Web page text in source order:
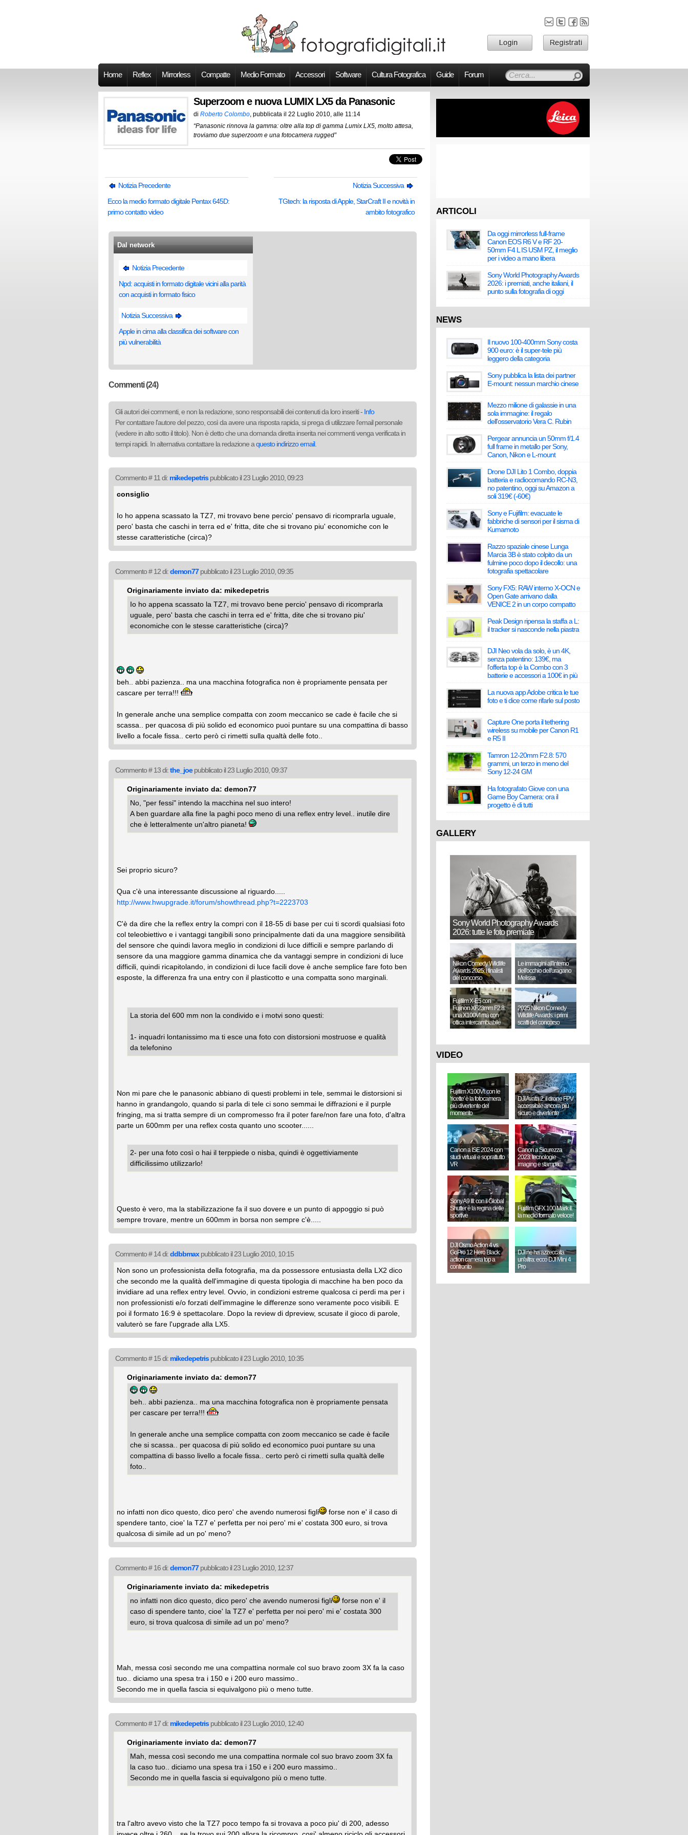
Home Reflex Mirrorless Compatte Medio Formato Accessori Software Cultura Fotografica Guide Forum
Superzoom e nuova LUMIX LX5 da Panasonic
di Roberto Colombo, pubblicata il 22 Luglio 2010, alle 11:14
“Panasonic rinnova la gamma: oltre alla top di gamma Lumix LX5, molto attesa,
troviamo due superzoom e una fotocamera rugged”
Notizia Precedente
Ecco la medio formato digitale Pentax 645D:
primo contatto video
Notizia Successiva
TGtech: la risposta di Apple, StarCraft II e novità in
ambito fotografico
Dal network
Notizia Precedente
Npd: acquisti in formato digitale vicini alla parità
con acquisti in formato fisico
Notizia Successiva
Apple in cima alla classifica dei software con
più vulnerabilità
Commenti (24)
Gli autori dei commenti, e non la redazione, sono responsabili dei contenuti da loro inseriti - Info
Per contattare l'autore del pezzo, così da avere una risposta rapida, si prega di utilizzare l'email personale
(vedere in alto sotto il titolo). Non è detto che una domanda diretta inserita nei commenti venga verificata in
tempi rapidi. In alternativa contattare la redazione aquesto indirizzo email.
Commento # 11 di: mikedepetrispubblicato il 23 Luglio 2010, 09:23
consiglio
Io ho appena scassato la TZ7, mi trovavo bene percio' pensavo di ricomprarla uguale,
pero' basta che caschi in terra ed e' fritta, dite che si trovano piu' economiche con le
stesse caratteristiche (circa)?
Commento # 12 di:demon77pubblicato il 23 Luglio 2010, 09:35
Originariamente inviato da: mikedepetris
Io ho appena scassato la TZ7, mi trovavo bene percio' pensavo di ricomprarla
uguale, pero' basta che caschi in terra ed e' fritta, dite che si trovano piu'
economiche con le stesse caratteristiche (circa)?
beh.. abbi pazienza.. ma una macchina fotografica non è propriamente pensata per
cascare per terra!!!
In generale anche una semplice compatta con zoom meccanico se cade è facile che si
scassa.. per quacosa di più solido ed economico puoi puntare su una compattina di basso
livello a focale fissa.. certo però ci rimetti sulla qualtà delle foto..
Commento # 13 di:the_joepubblicato il 23 Luglio 2010, 09:37
Originariamente inviato da: demon77
No, "per fessi" intendo la macchina nel suo intero!
A ben guardare alla fine la paghi poco meno di una reflex entry level.. inutile dire
che è letteralmente un'altro pianeta!
Sei proprio sicuro?
Qua c'è una interessante discussione al riguardo.....
http://www.hwupgrade.it/forum/showthread.php?t=2223703
C'è da dire che la reflex entry la compri con il 18-55 di base per cui ti scordi qualsiasi foto
col teleobiettivo e i vantaggi tangibili sono principalmente dati da una maggiore sensibilità
del sensore che quindi lavora meglio in condizioni di luce difficili e sempre parlando di
sensore da una maggiore gamma dinamica che da vantaggi sempre in condizioni di luce
difficili, quindi ricapitolando, in condizioni di luce facili dove è anche semplice fare foto ben
esposte, la differenza fra una entry con il plasticotto e una compatta sono marginali.
La storia del 600 mm non la condivido e i motvi sono questi:
1- inquadri lontanissimo ma ti esce una foto con distorsioni mostruose e qualità
da telefonino
Non mi pare che le panasonic abbiano di questi problemi in tele, semmai le distorsioni si
hanno in grandangolo, quando si parla di tele ci sono semmai le diffrazioni e il purple
fringing, ma si tratta sempre di un compromesso fra il poter fare/non fare una foto, d'altra
parte un 600mm per una reflex costa quanto uno scooter......
2- per una foto così o hai il terppiede o nisba, quindi è oggettiviamente
difficilissimo utilizzarlo!
Questo è vero, ma la stabilizzazione fa il suo dovere e un punto di appoggio si può
sempre trovare, mentre un 600mm in borsa non sempre c'è.....
Commento # 14 di:ddbbmaxpubblicato il 23 Luglio 2010, 10:15
Non sono un professionista della fotografia, ma da possessore entusiasta della LX2 dico
che secondo me la qualità dell'immagine di questa tipologia di macchine ha ben poco da
invidiare ad una reflex entry level. Ovvio, in condizioni estreme qualcosa ci perdi ma per i
non professionisti e/o forzati dell'immagine le differenze sono veramente poco visibili. E
poi il formato 16:9 è spettacolare. Dopo la review di dpreview, scusate il gioco di parole,
valuterò se fare l'upgrade alla LX5.
Commento # 15 di: mikedepetrispubblicato il 23 Luglio 2010, 10:35
Originariamente inviato da: demon77
beh.. abbi pazienza.. ma una macchina fotografica non è propriamente pensata
per cascare per terra!!!
In generale anche una semplice compatta con zoom meccanico se cade è facile
che si scassa.. per quacosa di più solido ed economico puoi puntare su una
compattina di basso livello a focale fissa.. certo però ci rimetti sulla qualtà delle
foto..
no infatti non dico questo, dico pero' che avendo numerosi figli
forse non e' il caso di
spendere tanto, cioe' la TZ7 e' perfetta per noi pero' mi e' costata 300 euro, si trova
qualcosa di simile ad un po' meno?
Commento # 16 di:demon77pubblicato il 23 Luglio 2010, 12:37
Originariamente inviato da: mikedepetris
no infatti non dico questo, dico pero' che avendo numerosi figli
forse non e' il
caso di spendere tanto, cioe' la TZ7 e' perfetta per noi pero' mi e' costata 300
euro, si trova qualcosa di simile ad un po' meno?
Mah, messa così secondo me una compattina normale col suo bravo zoom 3X fa la caso
tuo.. diciamo una spesa tra i 150 e i 200 euro massimo..
Secondo me in quella fascia si equivalgono più o meno tutte.
Commento # 17 di: mikedepetrispubblicato il 23 Luglio 2010, 12:40
Originariamente inviato da: demon77
Mah, messa così secondo me una compattina normale col suo bravo zoom 3X fa
la caso tuo.. diciamo una spesa tra i 150 e i 200 euro massimo..
Secondo me in quella fascia si equivalgono più o meno tutte.
tra l'altro avevo visto che la TZ7 poco tempo fa si trovava a poco piu' di 200, adesso
ARTICOLI
Da oggi mirrorless full-frame
Canon EOS R6 V e RF 20-
50mm F4 L IS USM PZ, il meglio
per i video a mano libera
Sony World Photography Awards
2026: i premiati, anche italiani, il
punto sulla fotografia di oggi
NEWS
Il nuovo 100-400mm Sony costa
900 euro: è il super-tele più
leggero della categoria
Sony pubblica la lista dei partner
E-mount: nessun marchio cinese
Mezzo milione di galassie in una
sola immagine: il regalo
dell'osservatorio Vera C. Rubin
Pergear annuncia un 50mm f/1.4
full frame in metallo per Sony,
Canon, Nikon e L-mount
Drone DJI Lito 1 Combo, doppia
batteria e radiocomando RC-N3,
no patentino, oggi su Amazon a
soli 319€ (-60€)
Sony e Fujifilm: evacuate le
fabbriche di sensori per il sisma di
Kumamoto
Razzo spaziale cinese Lunga
Marcia 3B è stato colpito da un
fulmine poco dopo il decollo: una
fotografia spettacolare
Sony FX5: RAW interno X-OCN e
Open Gate arrivano dalla
VENICE 2 in un corpo compatto
Peak Design ripensa la staffa a L:
il tracker si nasconde nella piastra
DJI Neo vola da solo, è un 4K,
senza patentino: 139€, ma
l'offerta top è la Combo con 3
batterie e accessori a 100€ in più
La nuova app Adobe critica le tue
foto e ti dice come rifarle sul posto
Capture One porta il tethering
wireless su mobile per Canon R1
e R5 II
Tamron 12-20mm F2.8: 570
grammi, un terzo in meno del
Sony 12-24 GM
Ha fotografato Giove con una
Game Boy Camera: ora il
progetto è di tutti
GALLERY
Sony World Photography Awards
2026: tutte le foto premiate
Nikon Comedy Wildlife
Awards 2025: i finalisti
del concorso
Le immagini all'interno
dell'occhio dell'uragano
Melissa
Fujifilm X-E5 con
Fujinon XF23mm F2.8:
una X100VI ma con
ottica intercambiabile
2025 Nikon Comedy
Wildlife Awards: i primi
scatti del concorso
VIDEO
Fujifilm X100VI: con le
'ricette' è la fotocamera
più divertente del
momento
DJI Avata 2: il drone FPV
accessibile ancora più
sicuro e divertente
Canon a ISE 2024 con
studi virtuali e soprattutto
VR
Canon a Sicurezza
2023: tecnologie
imaging e stampa
Sony A9 III: con il Global
Shutter è la regina delle
sportive
Fujifilm GFX 100 Mark II:
la medio formato veloce!
DJI Osmo Action 4 vs.
GoPro 12 Hero Black:
action camera top a
confronto
DJI ne ha azzeccata
un'altra: ecco DJI Mini 4
Pro